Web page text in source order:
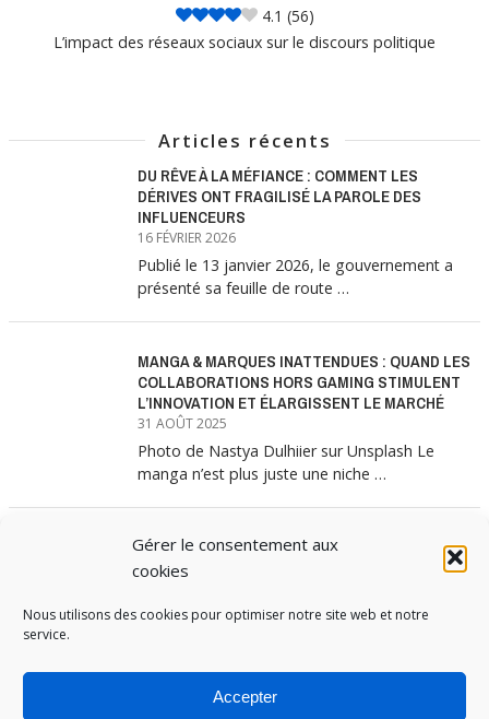
Gérer le consentement aux
cookies
Nous utilisons des cookies pour optimiser notre site web et notre
service.
Accepter
4.1 (56)
L’impact des réseaux sociaux sur le discours politique
Articles récents
DU RÊVE À LA MÉFIANCE : COMMENT LES
DÉRIVES ONT FRAGILISÉ LA PAROLE DES
INFLUENCEURS
16 FÉVRIER 2026
Publié le 13 janvier 2026, le gouvernement a
présenté sa feuille de route …
MANGA & MARQUES INATTENDUES : QUAND LES
COLLABORATIONS HORS GAMING STIMULENT
L’INNOVATION ET ÉLARGISSENT LE MARCHÉ
31 AOÛT 2025
Photo de Nastya Dulhiier sur Unsplash Le
manga n’est plus juste une niche …
MANGA & MARQUES : ANATOMIE D’UNE
ALLIANCE MARKETING GAGNANTE
Les interminables files d’attente devant les